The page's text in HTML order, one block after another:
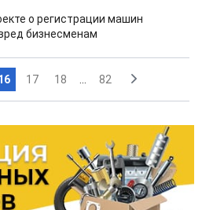
о регистрации машин
бизнесменам
17 18 82